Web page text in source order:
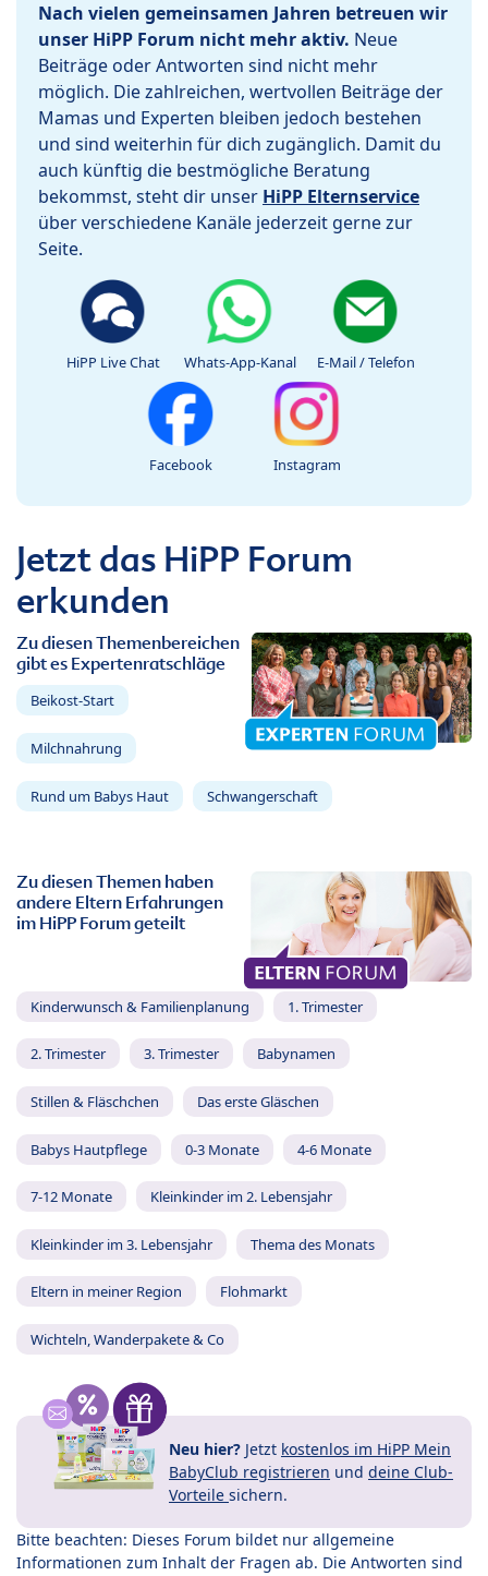
Nach vielen gemeinsamen Jahren betreuen wir
unser HiPP Forum nicht mehr aktiv. Neue
Beiträge oder Antworten sind nicht mehr
möglich. Die zahlreichen, wertvollen Beiträge der
Mamas und Experten bleiben jedoch bestehen
und sind weiterhin für dich zugänglich. Damit du
auch künftig die bestmögliche Beratung
bekommst, steht dir unser HiPP Elternservice
über verschiedene Kanäle jederzeit gerne zur
Seite.
HiPP Live Chat Whats-App-Kanal E-Mail / Telefon
Facebook Instagram
Jetzt das HiPP Forum
erkunden
Zu diesen Themenbereichen
gibt es Expertenratschläge
Beikost-Start
Milchnahrung
Rund um Babys Haut Schwangerschaft
Zu diesen Themen haben
andere Eltern Erfahrungen
im HiPP Forum geteilt
Kinderwunsch & Familienplanung 1. Trimester
2. Trimester 3. Trimester Babynamen
Stillen & Fläschchen Das erste Gläschen
Babys Hautpflege 0-3 Monate 4-6 Monate
7-12 Monate Kleinkinder im 2. Lebensjahr
Kleinkinder im 3. Lebensjahr Thema des Monats
Eltern in meiner Region Flohmarkt
Wichteln, Wanderpakete & Co
Neu hier? Jetzt kostenlos im HiPP Mein
BabyClub registrieren und deine Club-
Vorteile sichern.
Bitte beachten: Dieses Forum bildet nur allgemeine
Informationen zum Inhalt der Fragen ab. Die Antworten sind